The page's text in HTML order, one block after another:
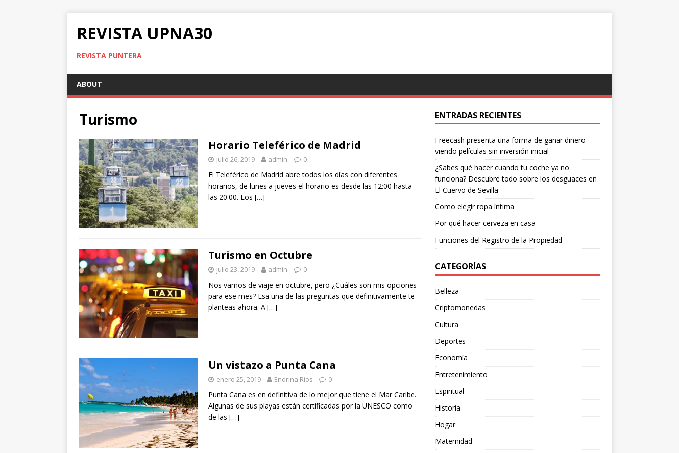
REVISTA UPNA30
REVISTA PUNTERA
ABOUT
Turismo
Horario Teleférico de Madrid
julio 26, 2019 admin 0
El Teleférico de Madrid abre todos los días con diferentes
horarios, de lunes a jueves el horario es desde las 12:00 hasta
las 20:00. Los […]
Turismo en Octubre
julio 23, 2019 admin 0
Nos vamos de viaje en octubre, pero ¿Cuáles son mis opciones
para ese mes? Esa una de las preguntas que definitivamente te
planteas ahora. A […]
Un vistazo a Punta Cana
enero 25, 2019 Endrina Rios 0
Punta Cana es en definitiva de lo mejor que tiene el Mar Caribe.
Algunas de sus playas están certificadas por la UNESCO como
de las […]
ENTRADAS RECIENTES
Freecash presenta una forma de ganar dinero
viendo películas sin inversión inicial
¿Sabes qué hacer cuando tu coche ya no
funciona? Descubre todo sobre los desguaces en
El Cuervo de Sevilla
Como elegir ropa íntima
Por qué hacer cerveza en casa
Funciones del Registro de la Propiedad
CATEGORÍAS
Belleza
Criptomonedas
Cultura
Deportes
Economía
Entretenimiento
Espiritual
Historia
Hogar
Maternidad